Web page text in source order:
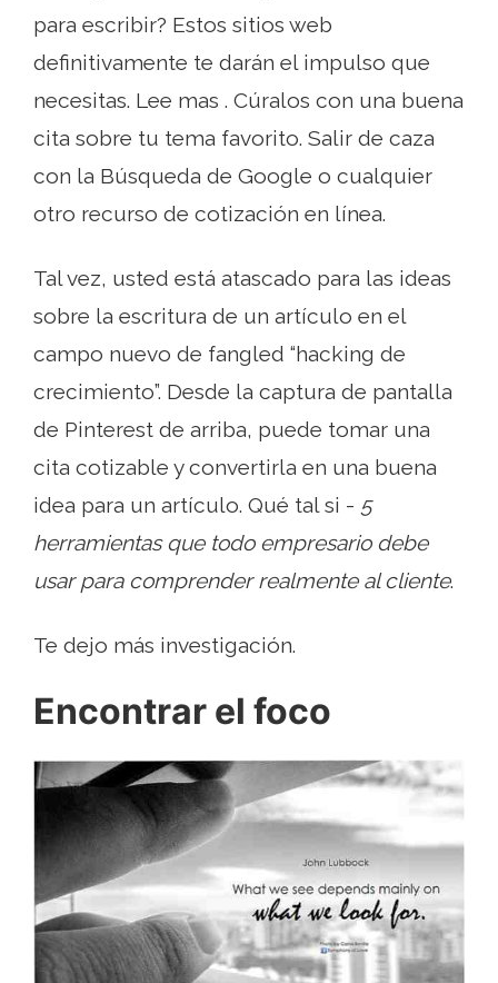
para escribir? Estos sitios web
definitivamente te darán el impulso que
necesitas. Lee mas . Cúralos con una buena
cita sobre tu tema favorito. Salir de caza
con la Búsqueda de Google o cualquier
otro recurso de cotización en línea.
Tal vez, usted está atascado para las ideas
sobre la escritura de un artículo en el
campo nuevo de fangled “hacking de
crecimiento”. Desde la captura de pantalla
de Pinterest de arriba, puede tomar una
cita cotizable y convertirla en una buena
idea para un artículo. Qué tal si - 5
herramientas que todo empresario debe
usar para comprender realmente al cliente.
Te dejo más investigación.
Encontrar el foco